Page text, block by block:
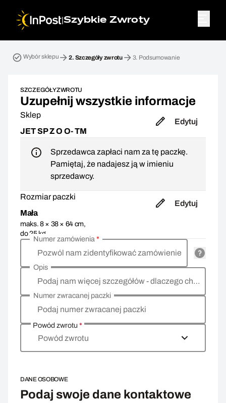
|Szybkie Zwroty
Wybór sklepu 2. Szczegóły zwrotu 3. Podsumowanie
SZCZEGÓŁY ZWROTU
Uzupełnij wszystkie informacje
Sklep
JET SP Z O O- TM
Edytuj
Sprzedawca zapłaci nam za tę paczkę.
Pamiętaj, że nadajesz ją w imieniu
sprzedawcy.
Rozmiar paczki
Mała
maks. 8 × 38 × 64 cm,
do 25 kg
Edytuj
Pozwól nam zidentyfikować zamówienie
Numer zamówienia*
Podaj nam więcej szczegółów - dlaczego chcesz zwrócić towar, co jest powodem?
Opis
Podaj numer zwracanej paczki
Numer zwracanej paczki
Powód zwrotu*
Powód zwrotu
DANE OSOBOWE
Podaj swoje dane kontaktowe